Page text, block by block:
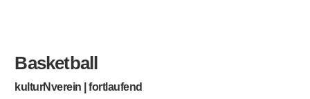
Basketball
kulturNverein | fortlaufend